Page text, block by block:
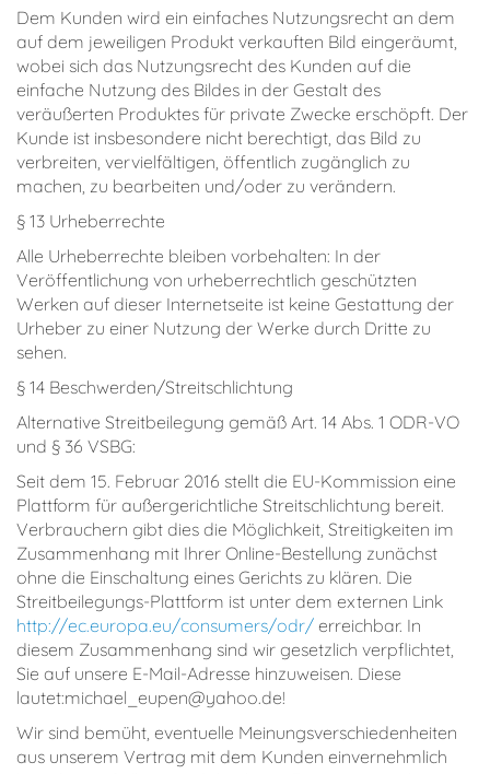
Dem Kunden wird ein einfaches Nutzungsrecht an dem
auf dem jeweiligen Produkt verkauften Bild eingeräumt,
wobei sich das Nutzungsrecht des Kunden auf die
einfache Nutzung des Bildes in der Gestalt des
veräußerten Produktes für private Zwecke erschöpft. Der
Kunde ist insbesondere nicht berechtigt, das Bild zu
verbreiten, vervielfältigen, öffentlich zugänglich zu
machen, zu bearbeiten und/oder zu verändern.
§ 13 Urheberrechte
Alle Urheberrechte bleiben vorbehalten: In der
Veröffentlichung von urheberrechtlich geschützten
Werken auf dieser Internetseite ist keine Gestattung der
Urheber zu einer Nutzung der Werke durch Dritte zu
sehen.
§ 14 Beschwerden/Streitschlichtung
Alternative Streitbeilegung gemäß Art. 14 Abs. 1 ODR-VO
und § 36 VSBG:
Seit dem 15. Februar 2016 stellt die EU-Kommission eine
Plattform für außergerichtliche Streitschlichtung bereit.
Verbrauchern gibt dies die Möglichkeit, Streitigkeiten im
Zusammenhang mit Ihrer Online-Bestellung zunächst
ohne die Einschaltung eines Gerichts zu klären. Die
Streitbeilegungs-Plattform ist unter dem externen Link
http://ec.europa.eu/consumers/odr/ erreichbar. In
diesem Zusammenhang sind wir gesetzlich verpflichtet,
Sie auf unsere E-Mail-Adresse hinzuweisen. Diese
lautet:michael_eupen@yahoo.de!
Wir sind bemüht, eventuelle Meinungsverschiedenheiten
aus unserem Vertrag mit dem Kunden einvernehmlich